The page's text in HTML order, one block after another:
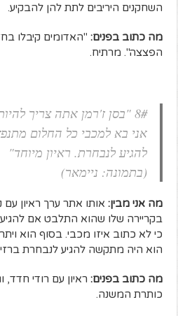
השחקנים היריבים לתת להן להבקיע.
מה כתוב בפנים: "האדומים קיבלו
הפצצה". מרתיח.
8# "בסן ז'רמן אתה צריך
אני בא למכבי כל החלום
להגיע לנבחרת. ראיון מיוחד"
(בתמונה: ניימאר)
מה אני מבין: אותו אתר ערך ראיון
בקריירה שלו שהוא התלבט אם
כי לא כתוב איזו מכבי. בסוף הוא
הוא היה מתקשה להגיע לנבחרת
מה כתוב בפנים: ראיון עם רודי
כותרת המשנה.